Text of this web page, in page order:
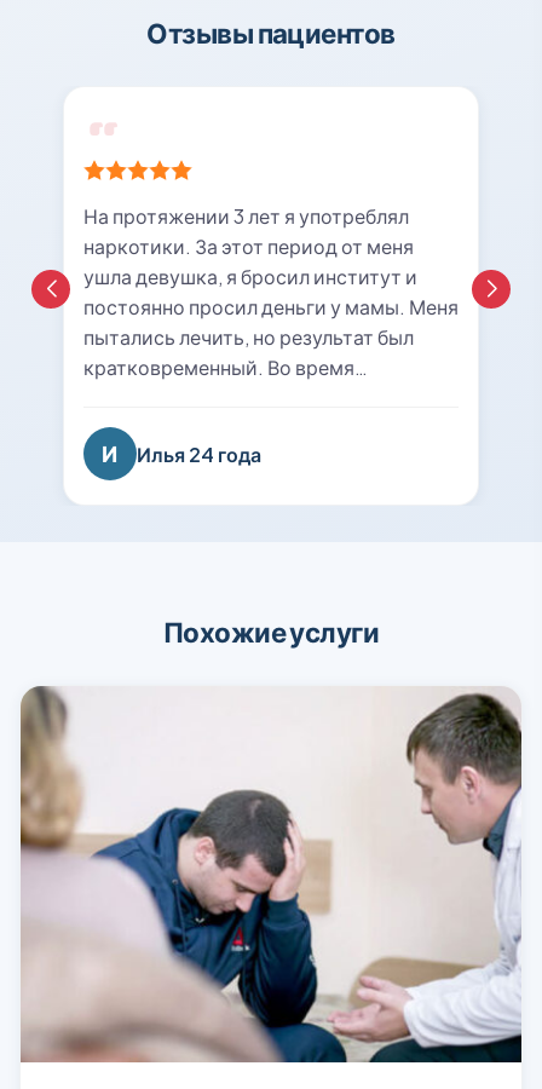
Отзывы пациентов
На протяжении 3 лет я употреблял
наркотики. За этот период от меня
ушла девушка, я бросил институт и
постоянно просил деньги у мамы. Меня
пытались лечить, но результат был
кратковременный. Во время
центра «21rehab». Беседа с наркологом
подтолкнула меня к мысли о
прохождении курса лечения и
и собираюсь восстанавливаться в
И Илья 24 года
Похожие услуги